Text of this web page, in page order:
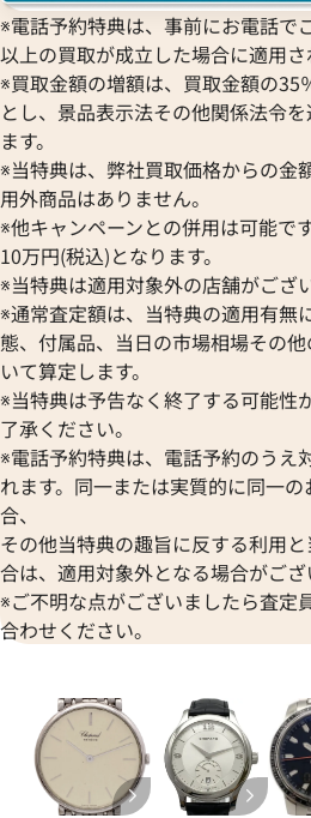
日時点の参考買取価格です
6973-20 WG/レザー ブラ
格
26日時点の参考買取価格で
シ
※電話予約特典は、事前にお電話で
以上の買取が成立した場合に適用さ
※買取金額の増額は、買取金額の35
とし、景品表示法その他関係法令
ます。
※当特典は、弊社買取価格からの金
用外商品はありません。
※他キャンペーンとの併用は可能で
10万円(税込)となります。
※当特典は適用対象外の店舗がござい
※通常査定額は、当特典の適用有無
態、付属品、当日の市場相場その
いて算定します。
※当特典は予告なく終了する可能性
了承ください。
※電話予約特典は、電話予約のうえ
れます。同一または実質的に同一
合、
その他当特典の趣旨に反する利用
合は、適用対象外となる場合がござ
※ご不明な点がございましたら査定
合わせください。